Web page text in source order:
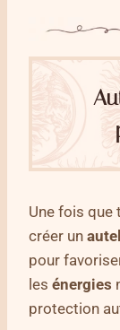
Une fois que
créer un
pour
les énergies
protection